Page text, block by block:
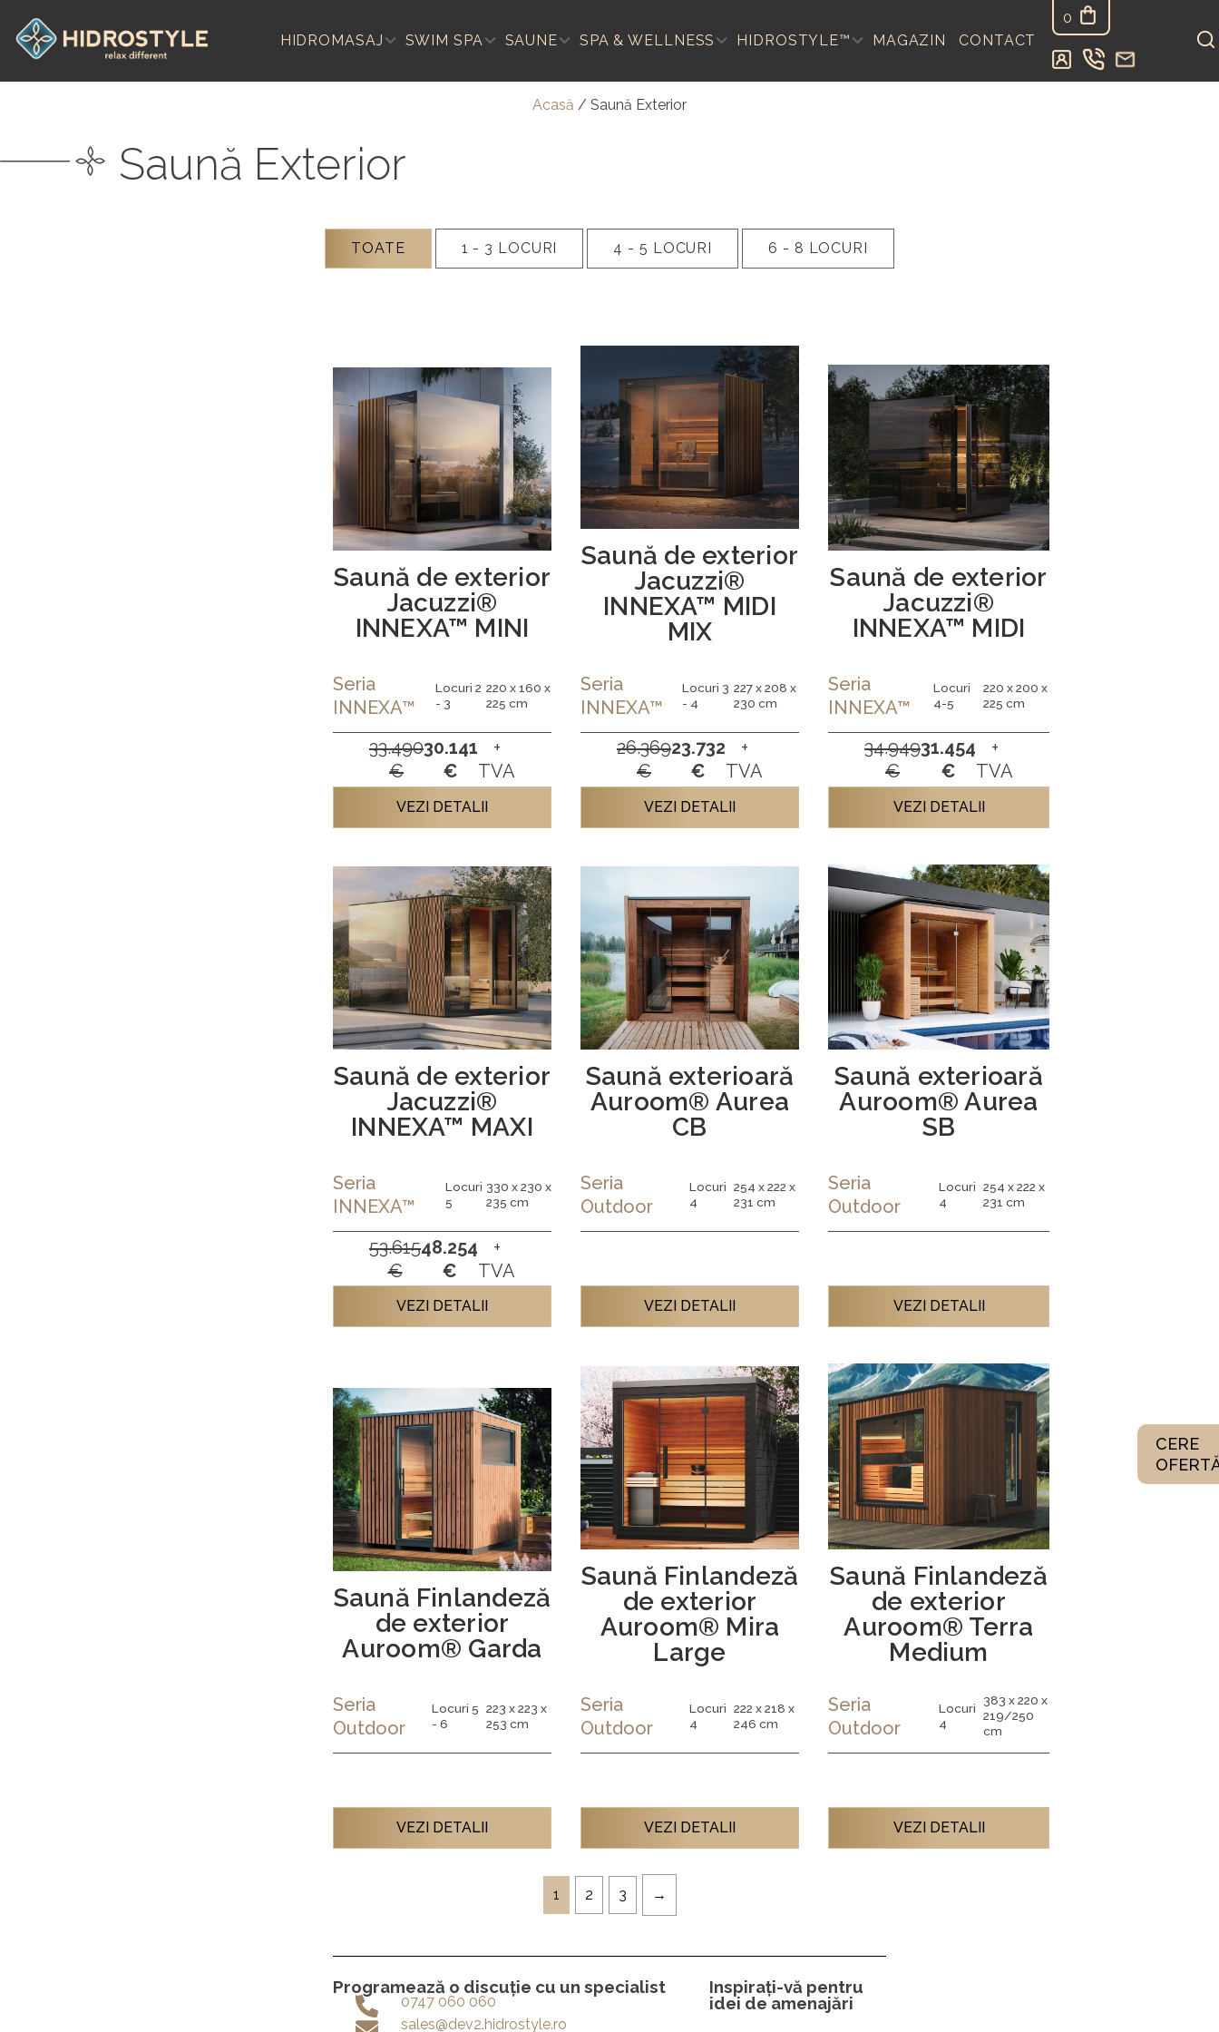
content
HIDROMASAJ SWIM SPA SAUNE SPA & WELLNESS HIDROSTYLE™ MAGAZIN CONTACT
0
Acasă / Saună Exterior
Saună Exterior
TOATE 1 - 3 LOCURI 4 - 5 LOCURI 6 - 8 LOCURI
Saună de exterior
Jacuzzi®
INNEXA™ MINI
Seria
INNEXA™
Locuri 2
- 3
220 x 160 x
225 cm
33.490
€
30.141
€
+
TVA
VEZI DETALII
Saună de exterior
Jacuzzi®
INNEXA™ MIDI
MIX
Seria
INNEXA™
Locuri 3
- 4
227 x 208 x
230 cm
26.369
€
23.732
€
+
TVA
VEZI DETALII
Saună de exterior
Jacuzzi®
INNEXA™ MIDI
Seria
INNEXA™
Locuri
4-5
220 x 200 x
225 cm
34.949
€
31.454
€
+
TVA
VEZI DETALII
Saună de exterior
Jacuzzi®
INNEXA™ MAXI
Seria
INNEXA™
Locuri
5
330 x 230 x
235 cm
53.615
€
48.254
€
+
TVA
VEZI DETALII
Saună exterioară
Auroom® Aurea
CB
Seria
Outdoor
Locuri
4
254 x 222 x
231 cm
VEZI DETALII
Saună exterioară
Auroom® Aurea
SB
Seria
Outdoor
Locuri
4
254 x 222 x
231 cm
VEZI DETALII
Saună Finlandeză
de exterior
Auroom® Garda
Seria
Outdoor
Locuri 5
- 6
223 x 223 x
253 cm
VEZI DETALII
Saună Finlandeză
de exterior
Auroom® Mira
Large
Seria
Outdoor
Locuri
4
222 x 218 x
246 cm
VEZI DETALII
Saună Finlandeză
de exterior
Auroom® Terra
Medium
Seria
Outdoor
Locuri
4
383 x 220 x
219/250
cm
VEZI DETALII
1 2 3
Programează o discuție cu un specialist
0747 060 060
sales@dev2.hidrostyle.ro
Inspirați-vă pentru
idei de amenajări
CERE